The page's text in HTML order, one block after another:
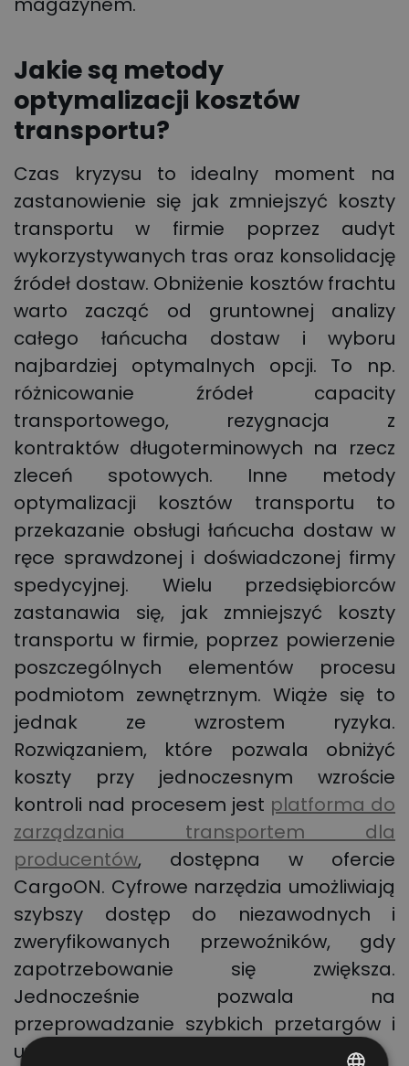
Jakie są metody
optymalizacji kosztów
transportu?
Czas kryzysu to idealny moment na
zastanowienie się jak zmniejszyć koszty
transportu w firmie poprzez audyt
wykorzystywanych tras oraz konsolidację
źródeł dostaw. Obniżenie kosztów frachtu
warto zacząć od gruntownej analizy
całego łańcucha dostaw i wyboru
najbardziej optymalnych opcji. To np.
różnicowanie źródeł capacity
transportowego, rezygnacja z
kontraktów długoterminowych na rzecz
zleceń spotowych. Inne metody
optymalizacji kosztów transportu to
przekazanie obsługi łańcucha dostaw w
ręce sprawdzonej i doświadczonej firmy
spedycyjnej. Wielu przedsiębiorców
zastanawia się, jak zmniejszyć koszty
transportu w firmie, poprzez powierzenie
poszczególnych elementów procesu
podmiotom zewnętrznym. Wiąże się to
jednak ze wzrostem ryzyka.
Rozwiązaniem, które pozwala obniżyć
koszty przy jednoczesnym wzroście
kontroli nad procesem jest platforma do
zarządzania transportem dla
producentów, dostępna w ofercie
CargoON. Cyfrowe narzędzia umożliwiają
szybszy dostęp do niezawodnych i
zweryfikowanych przewoźników, gdy
zapotrzebowanie się zwiększa.
Jednocześnie pozwala na
przeprowadzanie szybkich przetargów i
uzyskanie preferencyjnych stawek.